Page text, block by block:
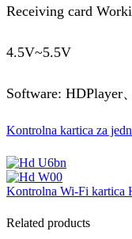
Receiving card
4.5V~5.5V
Software: HDPlayer
Kontrolna kartica za
Kontrolna Wi-Fi kartica
Related products